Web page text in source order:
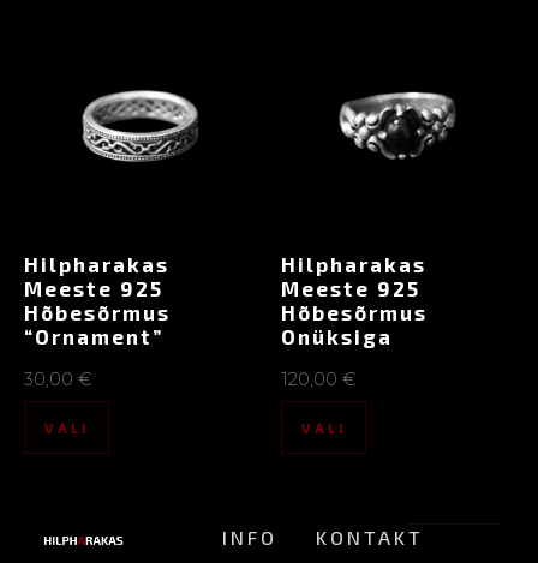
Hilpharakas
Meeste 925
Hõbesõrmus
“Ornament”
30,00 €
VALI
Hilpharakas
Meeste 925
Hõbesõrmus
Onüksiga
120,00 €
VALI
INFO KONTAKT